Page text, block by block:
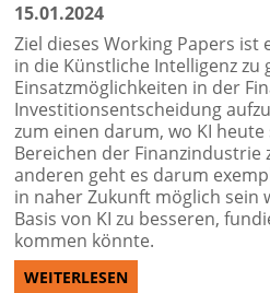
15.01.2024
Ziel dieses Working Papers ist
in die Künstliche Intelligenz zu
Einsatzmöglichkeiten in der
Investitionsentscheidung
zum einen darum, wo KI
Bereichen der Finanzindustrie
anderen geht es darum
in naher Zukunft möglich sein
Basis von KI zu besseren,
kommen könnte.
WEITERLESEN